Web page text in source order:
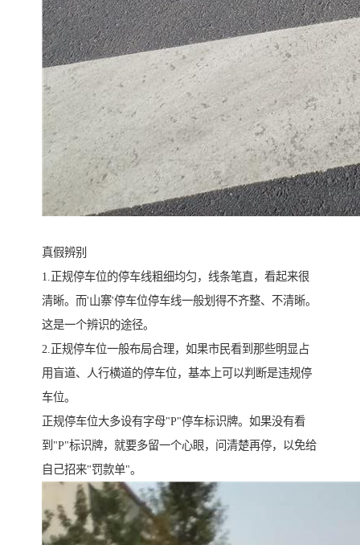
真假辨别
1.正规停车位的停车线粗细均匀，线条笔直，看起来很
清晰。而'山寨'停车位停车线一般划得不齐整、不清晰。
这是一个辨识的途径。
2.正规停车位一般布局合理，如果市民看到那些明显占
用盲道、人行横道的停车位，基本上可以判断是违规停
车位。
正规停车位大多设有字母"P"停车标识牌。如果没有看
到"P"标识牌，就要多留一个心眼，问清楚再停，以免给
自己招来"罚款单"。